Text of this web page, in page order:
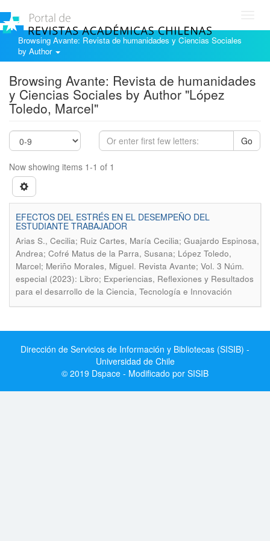
Browsing Avante: Revista de humanidades y Ciencias Sociales
by Author
Browsing Avante: Revista de humanidades
y Ciencias Sociales by Author "López
Toledo, Marcel"
Go
Now showing items 1-1 of 1
EFECTOS DEL ESTRÉS EN EL DESEMPEÑO DEL
ESTUDIANTE TRABAJADOR
Arias S., Cecilia; Ruiz Cartes, María Cecilia; Guajardo Espinosa,
Andrea; Cofré Matus de la Parra, Susana; López Toledo,
Marcel; Meriño Morales, Miguel. Revista Avante; Vol. 3 Núm.
especial (2023): Libro; Experiencias, Reflexiones y Resultados
para el desarrollo de la Ciencia, Tecnología e Innovación
Dirección de Servicios de Información y Bibliotecas (SISIB) -
Universidad de Chile
© 2019 Dspace - Modificado por SISIB